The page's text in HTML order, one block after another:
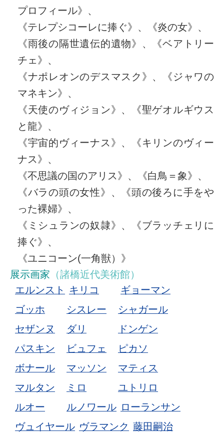
プロフィール》、
《テレプシコーレに捧ぐ》、《炎の女》、
《雨後の隔世遺伝的遺物》、《ベアトリー
チェ》、
《ナポレオンのデスマスク》、《ジャワの
マネキン》、
《天使のヴィジョン》、《聖ゲオルギウス
と龍》、
《宇宙的ヴィーナス》、《キリンのヴィー
ナス》、
《不思議の国のアリス》、《白鳥＝象》、
《バラの頭の女性》、《頭の後ろに手をや
った裸婦》、
《ミシュランの奴隷》、《ブラッチェリに
捧ぐ》、
《ユニコーン(一角獣）》
展示画家 （諸橋近代美術館）
エルンスト
キリコ
ギョーマン
ゴッホ
シスレー
シャガール
セザンヌ
ダリ
ドンゲン
パスキン
ビュフェ
ピカソ
ボナール
マッソン
マティス
マルタン
ミロ
ユトリロ
ルオー
ルノワール ローランサン
ヴュイヤール ヴラマンク 藤田嗣治